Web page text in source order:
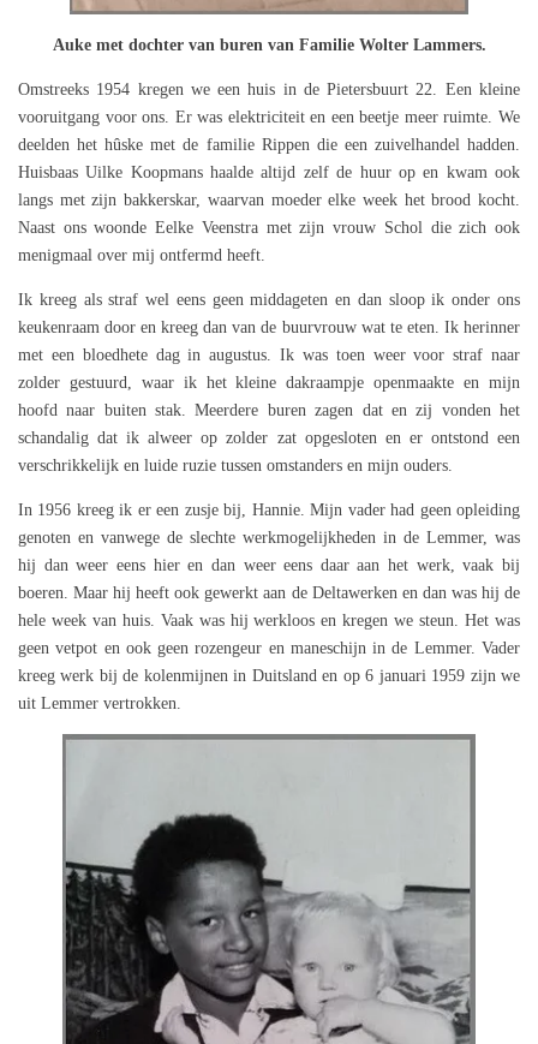
Auke met dochter van buren van Familie Wolter Lammers.
Omstreeks 1954 kregen we een huis in de Pietersbuurt 22. Een kleine
vooruitgang voor ons. Er was elektriciteit en een beetje meer ruimte. We
deelden het hûske met de familie Rippen die een zuivelhandel hadden.
Huisbaas Uilke Koopmans haalde altijd zelf de huur op en kwam ook
langs met zijn bakkerskar, waarvan moeder elke week het brood kocht.
Naast ons woonde Eelke Veenstra met zijn vrouw Schol die zich ook
menigmaal over mij ontfermd heeft.
Ik kreeg als straf wel eens geen middageten en dan sloop ik onder ons
keukenraam door en kreeg dan van de buurvrouw wat te eten. Ik herinner
met een bloedhete dag in augustus. Ik was toen weer voor straf naar
zolder gestuurd, waar ik het kleine dakraampje openmaakte en mijn
hoofd naar buiten stak. Meerdere buren zagen dat en zij vonden het
schandalig dat ik alweer op zolder zat opgesloten en er ontstond een
verschrikkelijk en luide ruzie tussen omstanders en mijn ouders.
In 1956 kreeg ik er een zusje bij, Hannie. Mijn vader had geen opleiding
genoten en vanwege de slechte werkmogelijkheden in de Lemmer, was
hij dan weer eens hier en dan weer eens daar aan het werk, vaak bij
boeren. Maar hij heeft ook gewerkt aan de Deltawerken en dan was hij de
hele week van huis. Vaak was hij werkloos en kregen we steun. Het was
geen vetpot en ook geen rozengeur en maneschijn in de Lemmer. Vader
kreeg werk bij de kolenmijnen in Duitsland en op 6 januari 1959 zijn we
uit Lemmer vertrokken.